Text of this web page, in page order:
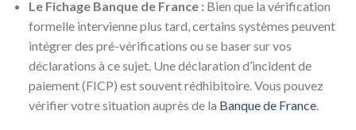
Le Fichage Banque de France :Bien que la vérification
formelle intervienne plus tard, certains systèmes peuvent
intégrer des pré-vérifications ou se baser sur vos
déclarations à ce sujet. Une déclaration d’incident de
paiement (FICP) est souvent rédhibitoire. Vous pouvez
vérifier votre situation auprès de la Banque de France.